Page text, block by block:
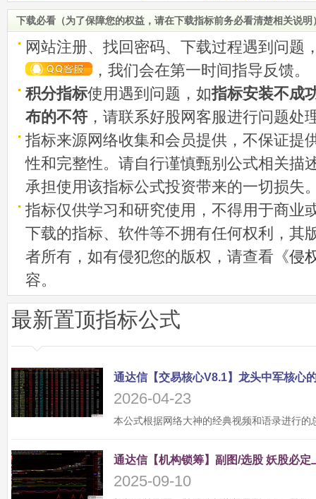
下载必看（为了保障您的权益，请在下载指标前务必看清楚相关说明
网站注册、找回密码、下载过程遇到问题
，我们会在第一时间指导反馈。
积分指标使用遇到问题，如指标安装不成
布的不符 ，请联系好股网客服进行问题处
指标来源网络收集和会员提供，不保证提
性和完整性。请自行谨慎甄别公式相关描
承担使用该指标公式投资带来的一切损失
指标仅供学习和研究使用，不得用于商业
下载的指标、软件等不拥有任何权利，其
者所有，如有侵犯您的版权，请查看《侵
容。
最新置顶指标公式
2026-04-23
2025-09-10